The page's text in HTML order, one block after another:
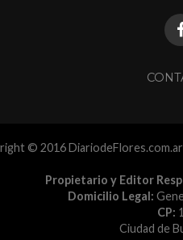
© 2016
Propietario y Editor
Domicilio Legal:
CP:
Ciudad de